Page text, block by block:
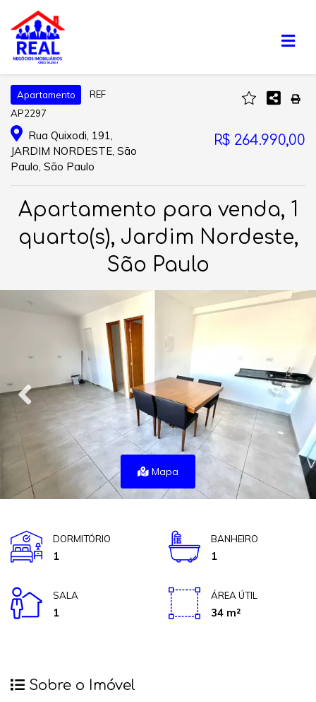
Apartamento
REF
AP2297
Rua Quixodi, 191,
JARDIM NORDESTE, São
Paulo, São Paulo
R$ 264.990,00
Apartamento para venda, 1
quarto(s), Jardim Nordeste,
São Paulo
Mapa
DORMITÓRIO
1
BANHEIRO
1
SALA
1
ÁREA ÚTIL
34 m²
Sobre o Imóvel